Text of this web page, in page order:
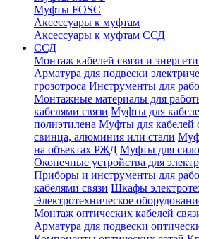
Муфты FOSC
Аксессуары к муфтам
Аксессуары к муфтам ССД
ССД
Монтаж кабелей связи и
Арматура для подвески
грозотроса Инструменты для
Монтажные материалы для
кабелями связи Муфты для
полиэтилена Муфты для кабелей
свинца, алюминия или стали
на объектах РЖД Муфты для
Оконечные устройства для
Приборы и инструменты для
кабелями связи Шкафы
Электротехническое
Монтаж оптических кабелей
Арматура для подвески